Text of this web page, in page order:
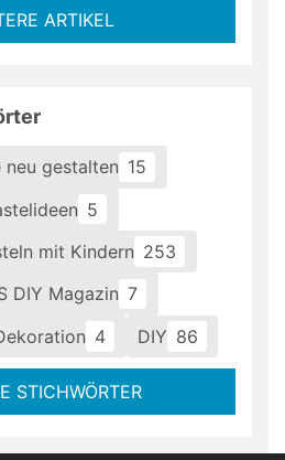
ARTIKEL
neu gestalten 15
5
mit Kindern 253
DIY Magazin 7
4 DIY 86
STICHWÖRTER